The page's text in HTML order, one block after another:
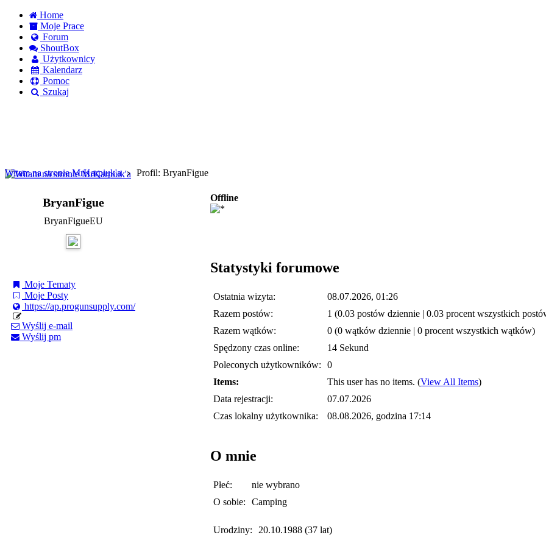
Home
Moje Prace
Forum
ShoutBox
Użytkownicy
Kalendarz
Pomoc
Szukaj
Witam na stronie MrKarpiuk'a
Profil: BryanFigue
BryanFigue
BryanFigueEU
Moje Tematy
Moje Posty
https://ap.progunsupply.com/
Wyślij e-mail
Wyślij pm
Offline
Statystyki forumowe
Ostatnia wizyta:
08.07.2026, 01:26
Razem postów:
1 (0.03 postów dziennie | 0.03 procent wszystkich
Razem wątków:
0 (0 wątków dziennie | 0 procent wszystkich wątków)
Spędzony czas online:
14 Sekund
Poleconych użytkowników:
0
Items:
This user has no items. (View All Items)
Data rejestracji:
07.07.2026
Czas lokalny użytkownika:
08.08.2026, godzina 17:14
O mnie
Płeć:
nie wybrano
O sobie:
Camping
Urodziny: 20.10.1988 (37 lat)